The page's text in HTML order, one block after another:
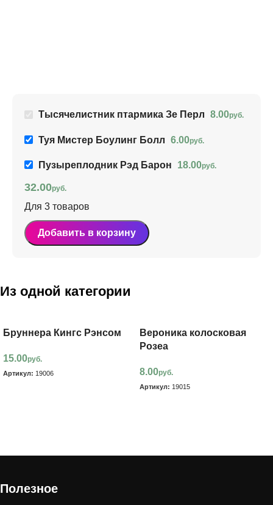
Тысячелистник птармика Зе Перл 8.00руб.
Туя Мистер Боулинг Болл 6.00руб.
Пузыреплодник Рэд Барон 18.00руб.
32.00руб.
Для 3 товаров
Добавить в корзину
Из одной категории
Бруннера Кингс Рэнсом
15.00руб.
Артикул: 19006
Вероника колосковая
Розеа
8.00руб.
Артикул: 19015
Полезное